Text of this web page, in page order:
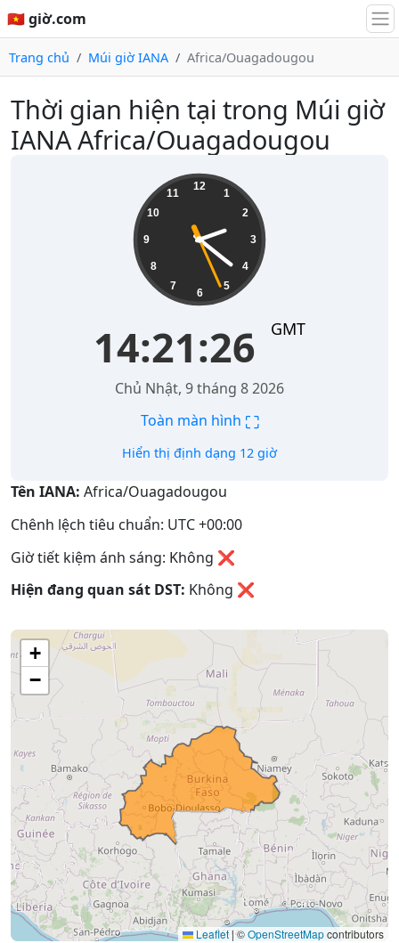
🇻🇳 giờ.com
Trang chủ Múi giờ IANA Africa/Ouagadougou
Thời gian hiện tại trong Múi giờ
IANA Africa/Ouagadougou
12
1
2
3
4
5
6
7
8
9
10
11
14:21:26 GMT
Chủ Nhật, 9 tháng 8 2026
Toàn màn hình ⛶
Hiển thị định dạng 12 giờ
Tên IANA: Africa/Ouagadougou
Chênh lệch tiêu chuẩn: UTC +00:00
Giờ tiết kiệm ánh sáng: Không ❌
Hiện đang quan sát DST: Không ❌
+
−
Leaflet|©OpenStreetMapcontributors